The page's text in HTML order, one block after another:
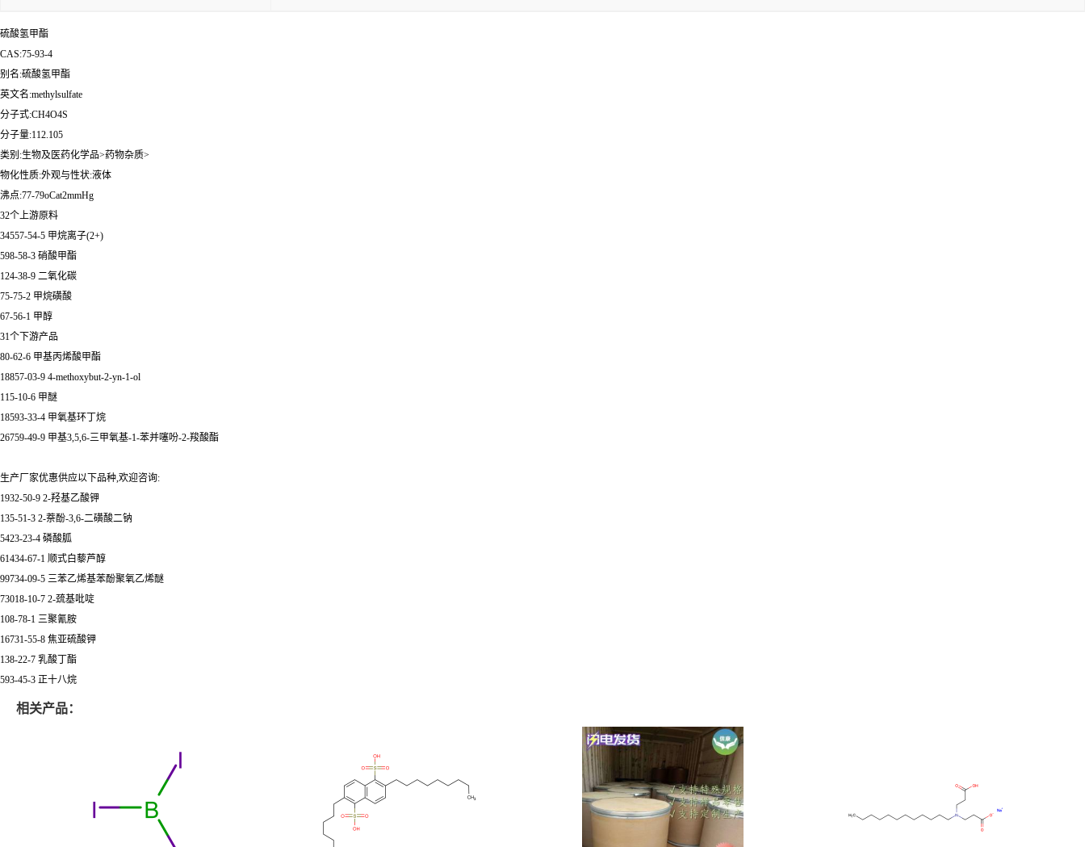
硫酸氢甲酯
CAS:75-93-4
别名:硫酸氢甲酯
英文名:methylsulfate
分子式:CH4O4S
分子量:112.105
类别:生物及医药化学品>药物杂质>
物化性质:外观与性状:液体
沸点:77-79oCat2mmHg
32个上游原料
34557-54-5 甲烷离子(2+)
598-58-3 硝酸甲酯
124-38-9 二氧化碳
75-75-2 甲烷磺酸
67-56-1 甲醇
31个下游产品
80-62-6 甲基丙烯酸甲酯
18857-03-9 4-methoxybut-2-yn-1-ol
115-10-6 甲醚
18593-33-4 甲氧基环丁烷
26759-49-9 甲基3,5,6-三甲氧基-1-苯并噻吩-2-羧酸酯
生产厂家优惠供应以下品种,欢迎咨询:
1932-50-9 2-羟基乙酸钾
135-51-3 2-萘酚-3,6-二磺酸二钠
5423-23-4 磷酸胍
61434-67-1 顺式白藜芦醇
99734-09-5 三苯乙烯基苯酚聚氧乙烯醚
73018-10-7 2-巯基吡啶
108-78-1 三聚氰胺
16731-55-8 焦亚硫酸钾
138-22-7 乳酸丁酯
593-45-3 正十八烷
相关产品：